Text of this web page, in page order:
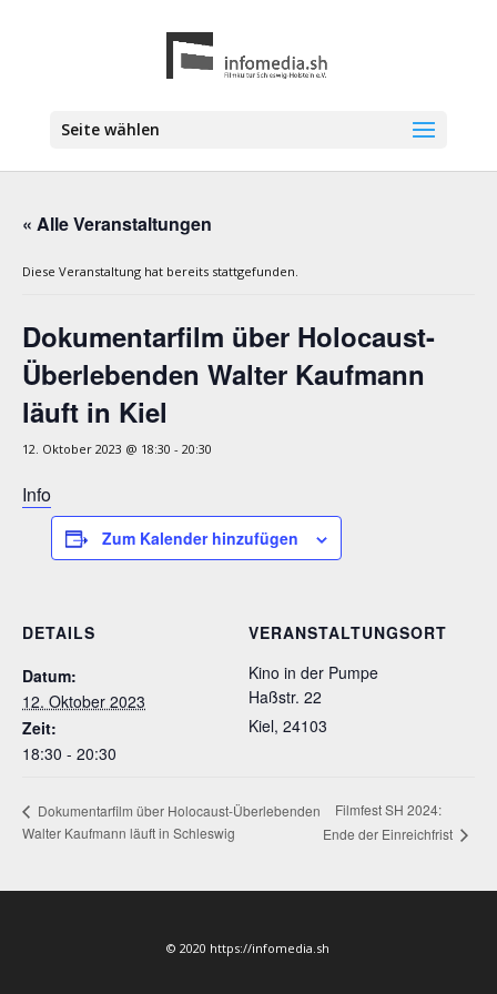
Seite wählen
« Alle Veranstaltungen
Diese Veranstaltung hat bereits stattgefunden.
Dokumentarfilm über Holocaust-
Überlebenden Walter Kaufmann
läuft in Kiel
12. Oktober 2023 @ 18:30 - 20:30
Info
Zum Kalender hinzufügen
DETAILS
Datum:
12. Oktober 2023
Zeit:
18:30 - 20:30
VERANSTALTUNGSORT
Kino in der Pumpe
Haßstr. 22
Kiel, 24103
Dokumentarfilm über Holocaust-Überlebenden
Walter Kaufmann läuft in Schleswig
Filmfest SH 2024:
Ende der Einreichfrist
© 2020 https://infomedia.sh